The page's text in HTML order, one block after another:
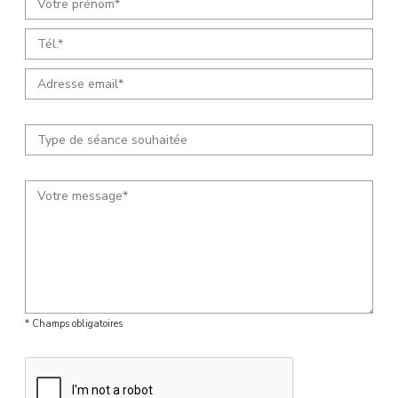
* Champs obligatoires